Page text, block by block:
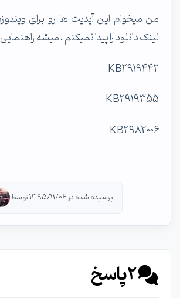
من میخوام این آپدیت ها رو برای
لینک دانلود را پیدا نمیکنم ، میشه
KB2919442
KB2919355
KB2982006
پرسیده شده در 1395/11/06 توسط
2پاسخ